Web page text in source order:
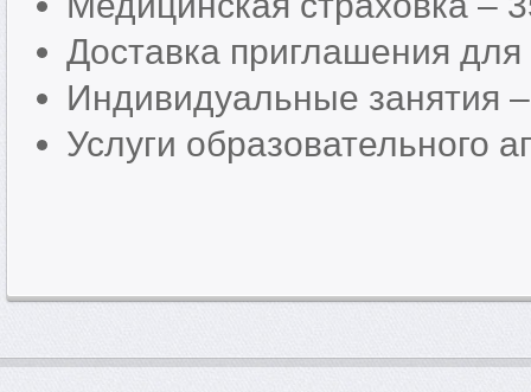
Доставка приглашения
Индивидуальные занятия
Услуги образовательного